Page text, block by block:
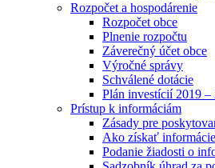
Rozpočet a hospodárenie
Rozpočet obce
Plnenie rozpočtu
Záverečný účet obce
Výročné správy
Schválené dotácie
Plán investícií 2019 –
Prístup k informáciám
Zásady pre
Ako získať informácie
Podanie žiadosti o